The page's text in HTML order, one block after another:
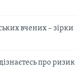
вчених – зірки
про ризик